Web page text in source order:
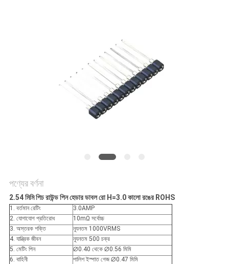
পণ্যের বর্ণনা
2.54 মিমি পিচ রাউন্ড পিন হেডার ডাবল রো H=3.0 কালো রঙের ROHS
1. বর্তমান রেটিং
3.0AMP
2. যোগাযোগ প্রতিরোধ
10mΩ সর্বোচ্চ
3. অস্তরক শক্তি
ন্যূনতম 1000VRMS
4. যান্ত্রিক জীবন
ন্যূনতম 500 চক্র
5. মেটিং পিন
∅0.40 থেকে ∅0.56 মিমি
6. বাহিনী
পালিশ ইস্পাত গেজ ∅0.47 মিমি